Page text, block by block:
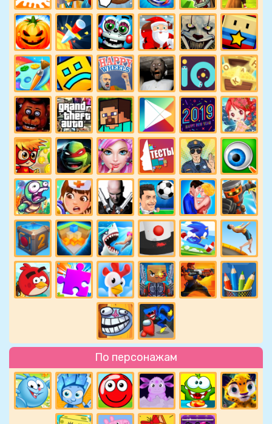
По персонажам